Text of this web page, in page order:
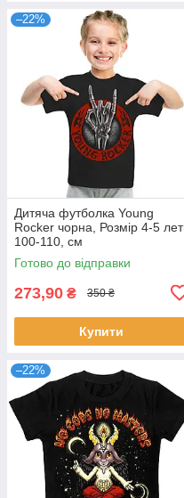
–22%
Дитяча футболка Young
Rocker чорна, Розмір 4-5 лет
100-110, см
Готово до відправки
273,90 ₴ 350 ₴
Купити
–22%